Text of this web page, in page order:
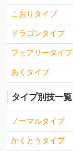
こおりタイプ
ドラゴンタイプ
フェアリータイプ
あくタイプ
タイプ別技一覧
ノーマルタイプ
かくとうタイプ